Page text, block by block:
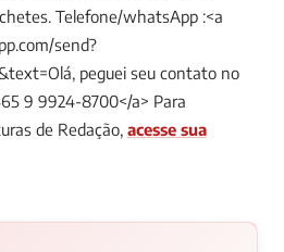
Telefone/whatsApp :<a
send?
peguei seu contato no
9 9924-8700</a> Para
de Redação, acesse sua